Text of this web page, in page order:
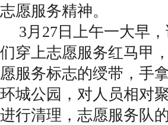
志愿服务精神。
3月27日上午一大早
们穿上志愿服务红马甲
愿服务标志的绶带，手
环城公园，对人员相对
进行清理，志愿服务队